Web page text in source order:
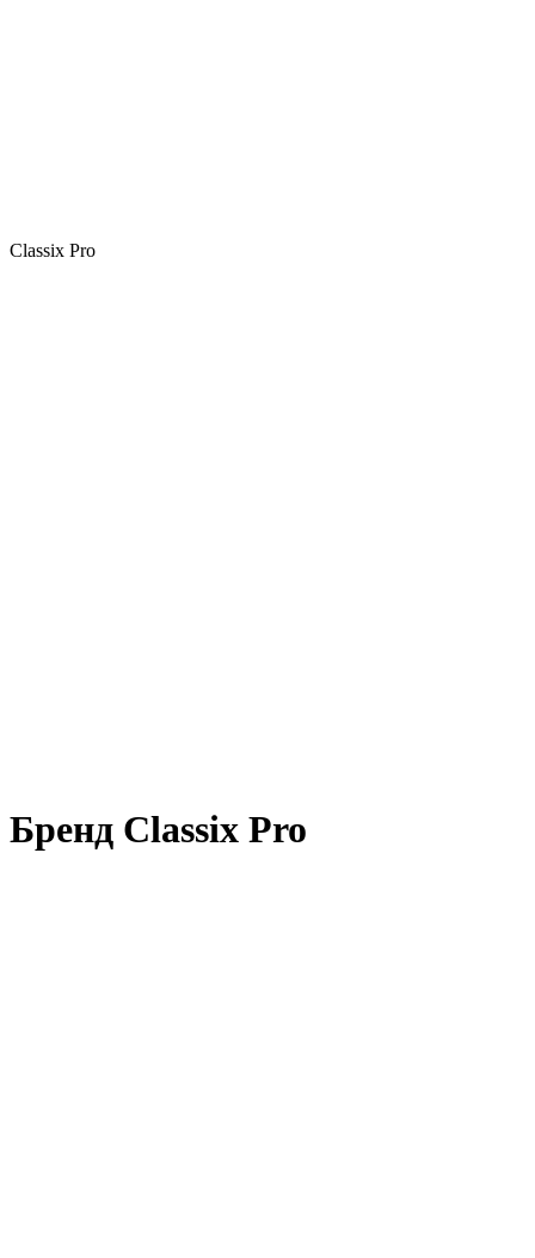
Classix Pro
Бренд Classix Pro